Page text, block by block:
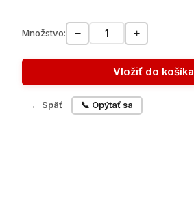
Množstvo: − +
Vložiť do košíka
← Späť 📞 Opýtať sa